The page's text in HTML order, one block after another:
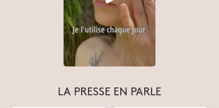
LA PRESSE EN PARLE